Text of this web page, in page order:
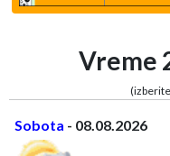
Vreme
Sobota - 08.08.2026